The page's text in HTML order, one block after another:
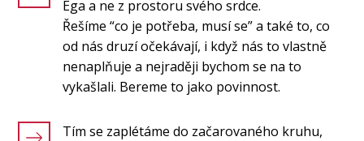
Ega a ne z prostoru svého srdce.
Řešíme “co je potřeba, musí se” a také to, co
od nás druzí očekávají, i když nás to vlastně
nenaplňuje a nejraději bychom se na to
vykašlali. Bereme to jako povinnost.
Tím se zaplétáme do začarovaného kruhu,